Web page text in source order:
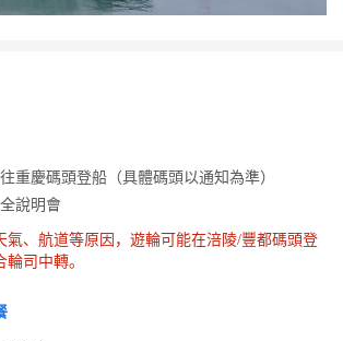
重慶碼頭登船（具體碼頭以通知為準）
說明會
氣、航道等原因，遊輪可能在涪陵/豐都碼頭登
司中轉。